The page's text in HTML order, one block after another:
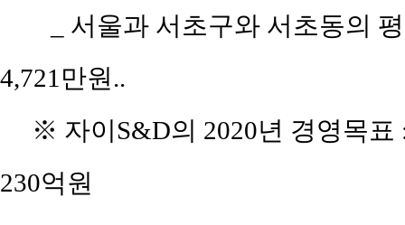
_ 서울과 서초구와 서초동의
4,721만원..
※ 자이S&D의 2020년 경영목표
230억원